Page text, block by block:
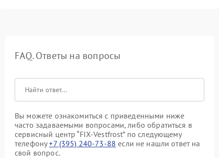
FAQ. Ответы на вопросы
Вы можете ознакомиться с приведенными ниже
часто задаваемыми вопросами, либо обратиться в
сервисный центр “FIX-Vestfrost” по следующему
телефону+7 (395) 240-73-88 если не нашли ответ на
свой вопрос.